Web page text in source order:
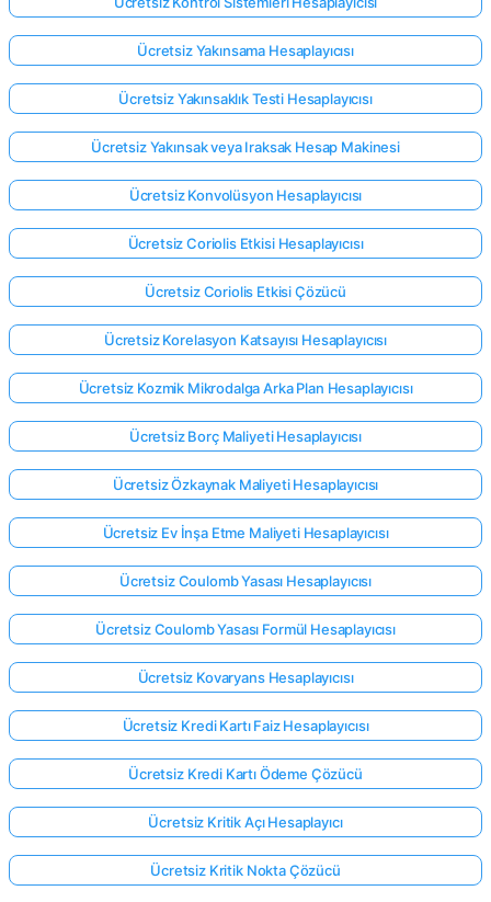
Ücretsiz Yakınsama Hesaplayıcısı
Ücretsiz Yakınsaklık Testi Hesaplayıcısı
Ücretsiz Yakınsak veya Iraksak Hesap Makinesi
Ücretsiz Konvolüsyon Hesaplayıcısı
Ücretsiz Coriolis Etkisi Hesaplayıcısı
Ücretsiz Coriolis Etkisi Çözücü
Ücretsiz Korelasyon Katsayısı Hesaplayıcısı
Ücretsiz Kozmik Mikrodalga Arka Plan Hesaplayıcısı
Ücretsiz Borç Maliyeti Hesaplayıcısı
Ücretsiz Özkaynak Maliyeti Hesaplayıcısı
Ücretsiz Ev İnşa Etme Maliyeti Hesaplayıcısı
Ücretsiz Coulomb Yasası Hesaplayıcısı
Ücretsiz Coulomb Yasası Formül Hesaplayıcısı
Ücretsiz Kovaryans Hesaplayıcısı
Ücretsiz Kredi Kartı Faiz Hesaplayıcısı
Ücretsiz Kredi Kartı Ödeme Çözücü
Ücretsiz Kritik Açı Hesaplayıcı
Ücretsiz Kritik Nokta Çözücü